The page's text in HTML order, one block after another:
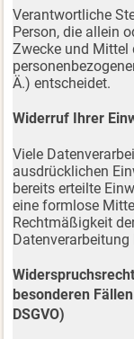
Verantwortliche
Person, die allein
Zwecke und Mittel
Ä.) entscheidet.
Widerruf Ihrer
Viele
ausdrücklichen
bereits erteilte
eine formlose
Rechtmäßigkeit
besonderen
DSGVO)